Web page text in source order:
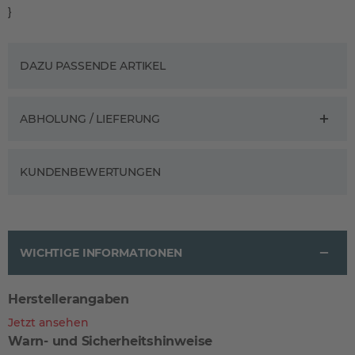
}
DAZU PASSENDE ARTIKEL
ABHOLUNG / LIEFERUNG
KUNDENBEWERTUNGEN
WICHTIGE INFORMATIONEN
Herstellerangaben
Jetzt ansehen
Warn- und Sicherheitshinweise